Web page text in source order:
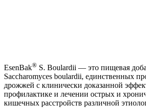
EsenBak® S. Boulardii — это пищевая
Saccharomyces boulardii, единственных
дрожжей с клинически доказанной
профилактике и лечении острых и
кишечных расстройств различной